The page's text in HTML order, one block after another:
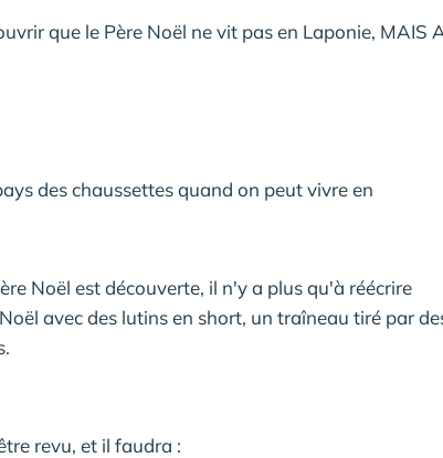
que le Père Noël ne vit pas en Laponie, MAIS
des chaussettes quand on peut vivre en
Noël est découverte, il n'y a plus qu'à réécrire
avec des lutins en short, un traîneau tiré par
revu, et il faudra :